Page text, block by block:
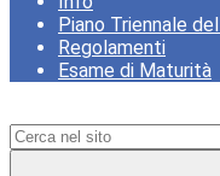
Piano Triennale
Regolamenti
Esame di Maturità